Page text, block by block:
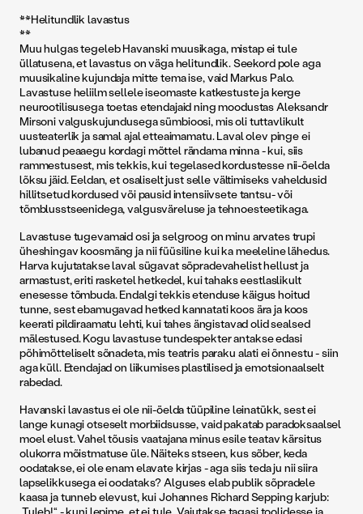
**Helitundlik lavastus
**
Muu hulgas tegeleb Havanski muusikaga, mistap ei tule
üllatusena, et lavastus on väga helitundlik. Seekord pole aga
muusikaline kujundaja mitte tema ise, vaid Markus Palo.
Lavastuse heliilm sellele iseomaste katkestuste ja kerge
neurootilisusega toetas etendajaid ning moodustas Aleksandr
Mirsoni valguskujundusega sümbioosi, mis oli tuttavlikult
uusteaterlik ja samal ajal etteaimamatu. Laval olev pinge ei
lubanud peaaegu kordagi mõttel rändama minna - kui, siis
rammestusest, mis tekkis, kui tegelased kordustesse nii-öelda
lõksu jäid. Eeldan, et osaliselt just selle vältimiseks vaheldusid
hillitsetud kordused või pausid intensiivsete tantsu- või
tõmblusstseenidega, valgusväreluse ja tehnoesteetikaga.
Lavastuse tugevamaid osi ja selgroog on minu arvates trupi
üheshingav koosmäng ja nii füüsiline kui ka meeleline lähedus.
Harva kujutatakse laval sügavat sõpradevahelist hellust ja
armastust, eriti rasketel hetkedel, kui tahaks eestlaslikult
enesesse tõmbuda. Endalgi tekkis etenduse käigus hoitud
tunne, sest ebamugavad hetked kannatati koos ära ja koos
keerati pildiraamatu lehti, kui tahes ängistavad olid sealsed
mälestused. Kogu lavastuse tundespekter antakse edasi
põhimõtteliselt sõnadeta, mis teatris paraku alati ei õnnestu - siin
aga küll. Etendajad on liikumises plastilised ja emotsionaalselt
rabedad.
Havanski lavastus ei ole nii-öelda tüüpiline leinatükk, sest ei
lange kunagi otseselt morbiidsusse, vaid pakatab paradoksaalsel
moel elust. Vahel tõusis vaatajana minus esile teatav kärsitus
olukorra mõistmatuse üle. Näiteks stseen, kus sõber, keda
oodatakse, ei ole enam elavate kirjas - aga siis teda ju nii siira
lapselikkusega ei oodataks? Alguses elab publik sõpradele
kaasa ja tunneb elevust, kui Johannes Richard Sepping karjub: